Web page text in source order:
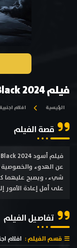
فيلم Black 2024 مترجم
الرئيسية افلام اجنبية
قصة الفيلم
عن الهدوء
شيء ، ويصبح عليهما
على أمل إعادة الأمور
تفاصيل الفيلم
قسم الفيلم : افلام